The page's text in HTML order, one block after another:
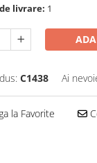
livrare: 1
C1438 Ai
la Favorite